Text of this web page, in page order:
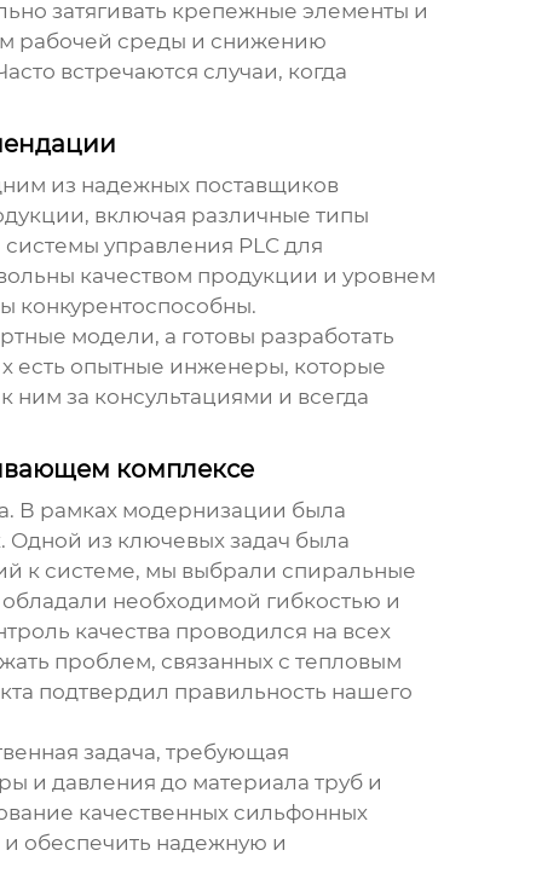
затягивать крепежные элементы и
рабочей среды и снижению
встречаются случаи, когда
из надежных поставщиков
включая различные типы
управления PLC для
качеством продукции и уровнем
конкурентоспособны.
модели, а готовы разработать
есть опытные инженеры, которые
за консультациями и всегда
комплексе
В рамках модернизации была
Одной из ключевых задач была
к системе, мы выбрали спиральные
необходимой гибкостью и
качества проводился на всех
проблем, связанных с тепловым
подтвердил правильность нашего
задача, требующая
и давления до материала труб и
качественных сильфонных
обеспечить надежную и